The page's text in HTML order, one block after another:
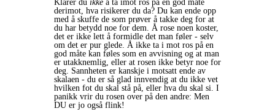
Klarer du ikke å ta imot ros på en god måte
derimot, hva risikerer du da? Du kan ende opp
med å skuffe de som prøver å takke deg for at
du har betydd noe for dem. Å rose noen koster,
det er ikke lett å formidle det man føler - selv
om det er pur glede. Å ikke ta i mot ros på en
god måte kan føles som en avvisning og at man
er utakknemlig, eller at rosen ikke betyr noe for
deg. Sannheten er kanskje i motsatt ende av
skalaen - du er så glad innvendig at du ikke vet
hvilken fot du skal stå på, eller hva du skal si. I
panikk vrir du rosen over på den andre: Men
DU er jo også flink!